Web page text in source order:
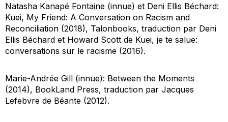
Natasha Kanapé Fontaine (innue) et Deni Ellis Béchard:
Kuei, My Friend: A Conversation on Racism and
Reconciliation (2018), Talonbooks, traduction par Deni
Ellis Béchard et Howard Scott de Kuei, je te salue:
conversations sur le racisme (2016).
Marie-Andrée Gill (innue): Between the Moments
(2014), BookLand Press, traduction par Jacques
Lefebvre de Béante (2012).